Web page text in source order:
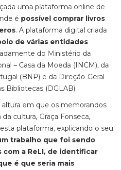
uma plataforma online de
é possível comprar livros
. A plataforma digital criada
de várias entidades
do Ministério da
– Casa da Moeda (INCM), da
(BNP) e da Direção-Geral
Bibliotecas (DGLAB).
em que os memorandos
cultura, Graça Fonseca,
plataforma, explicando o seu
trabalho que foi sendo
a ReLI, de identificar
é que seria mais